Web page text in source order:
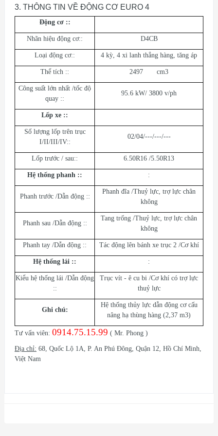
3. THÔNG TIN VỀ ĐỘNG CƠ EURO 4
Động cơ ::
Nhãn hiệu động cơ:: D4CB
Loại động cơ:: 4 kỳ, 4 xi lanh thẳng hàng, tăng áp
Thể tích :: 2497 cm3
Công suất lớn nhất /tốc độ
quay ::
95.6 kW/ 3800 v/ph
Lốp xe ::
Số lượng lốp trên trục
I/II/III/IV::
02/04/---/---/---
Lốp trước / sau:: 6.50R16 /5.50R13
Hệ thống phanh :: :
Phanh trước /Dẫn động ::
Phanh đĩa /Thuỷ lực, trợ lực chân
không
Phanh sau /Dẫn động ::
Tang trống /Thuỷ lực, trợ lực chân
không
Phanh tay /Dẫn động :: Tác động lên bánh xe trục 2 /Cơ khí
Hệ thống lái :: :
Kiểu hệ thống lái /Dẫn động
::
Trục vít - ê cu bi /Cơ khí có trợ lực
thuỷ lực
Ghi chú:
Hệ thống thủy lực dẫn động cơ cấu
nâng hạ thùng hàng (2,37 m3)
Tư vấn viên: 0914.75.15.99 ( Mr. Phong )
Địa chỉ: 68, Quốc Lộ 1A, P. An Phú Đông, Quận 12, Hồ Chí Minh,
Việt Nam